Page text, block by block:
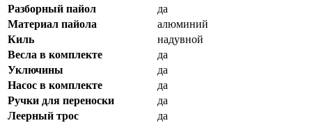
Разборный пайол
да
Материал пайола
алюминий
Киль
надувной
Весла в комплекте
да
Уключины
да
Насос в комплекте
да
Ручки для переноски
да
Леерный трос
да